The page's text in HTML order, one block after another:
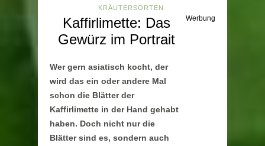
KRÄUTERSORTEN
Kaffirlimette: Das
Gewürz im Portrait
Werbung
Wer gern asiatisch kocht, der
wird das ein oder andere Mal
schon die Blätter der
Kaffirlimette in der Hand gehabt
haben. Doch nicht nur die
Blätter sind es, sondern auch